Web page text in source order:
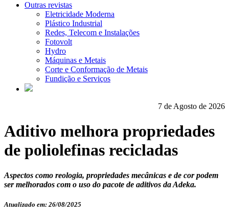
Outras revistas
Eletricidade Moderna
Plástico Industrial
Redes, Telecom e Instalações
Fotovolt
Hydro
Máquinas e Metais
Corte e Conformação de Metais
Fundição e Serviços
7 de Agosto de 2026
Aditivo melhora propriedades
de poliolefinas recicladas
Aspectos como reologia, propriedades mecânicas e de cor podem
ser melhorados com o uso do pacote de aditivos da Adeka.
Atualizado em: 26/08/2025